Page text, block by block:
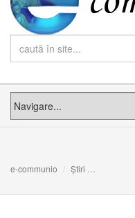
e-communio Știri